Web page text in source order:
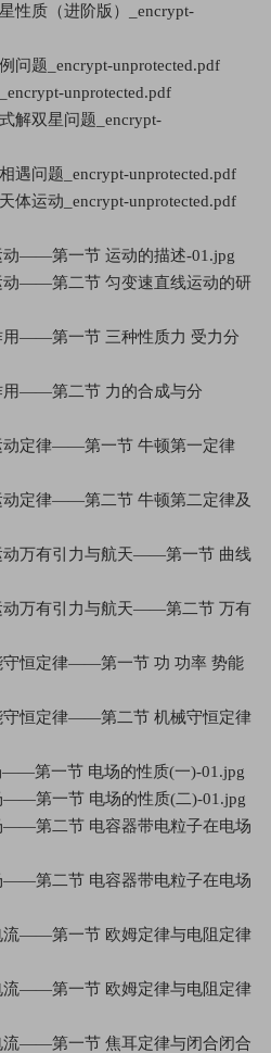
质（进阶版）_encrypt-
题_encrypt-unprotected.pdf
unprotected.pdf
双星问题_encrypt-
问题_encrypt-unprotected.pdf
运动_encrypt-unprotected.pdf
——第一节 运动的描述-01.jpg
——第二节 匀变速直线运动的研
——第一节 三种性质力 受力分
——第二节 力的合成与分
定律——第一节 牛顿第一定律
定律——第二节 牛顿第二定律及
万有引力与航天——第一节 曲线
万有引力与航天——第二节 万有
恒定律——第一节 功 功率 势能
恒定律——第二节 机械守恒定律
第一节 电场的性质(一)-01.jpg
第一节 电场的性质(二)-01.jpg
第二节 电容器带电粒子在电场
第二节 电容器带电粒子在电场
——第一节 欧姆定律与电阻定律
——第一节 欧姆定律与电阻定律
——第一节 焦耳定律与闭合闭合